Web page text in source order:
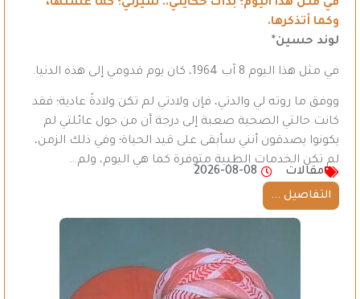
في مثل هذا اليوم؛ بدأت حكايتي.. سيرتي؛ كما عشتُها،
وكما أتذكرها.
لوند حسين*
في مثل هذا اليوم 8 آب 1964، كان يوم قدومي إلى هذه الدنيا.
ووفق ما روته لي والدتي، فإن ولادتي لم تكن ولادةً عادية؛ فقد
كانت حالتي الصحية صعبة إلى درجة أن من حول عائلتي لم
يكونوا يصدقون أنني سأبقى على قيد الحياة؛ وفي ذلك الزمن،
لم تكن الخدمات الطبية متوفرة كما هي اليوم، ولم…
مقالات
2026-08-08
التفاصيل ...